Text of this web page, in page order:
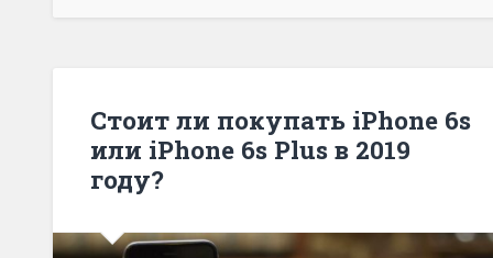
Стоит ли покупать iPhone 6s
или iPhone 6s Plus в 2019
году?